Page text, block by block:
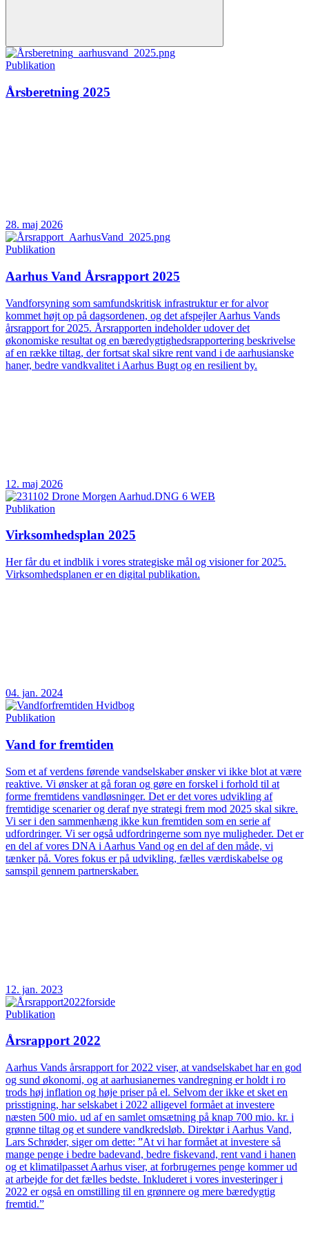
Publikation
Årsberetning 2025
28. maj 2026
Publikation
Aarhus Vand Årsrapport 2025
Vandforsyning som samfundskritisk infrastruktur er for alvor
kommet højt op på dagsordenen, og det afspejler Aarhus Vands
årsrapport for 2025. Årsrapporten indeholder udover det
økonomiske resultat og en bæredygtighedsrapportering beskrivelse
af en række tiltag, der fortsat skal sikre rent vand i de aarhusianske
haner, bedre vandkvalitet i Aarhus Bugt og en resilient by.
12. maj 2026
Publikation
Virksomhedsplan 2025
Her får du et indblik i vores strategiske mål og visioner for 2025.
Virksomhedsplanen er en digital publikation.
04. jan. 2024
Publikation
Vand for fremtiden
Som et af verdens førende vandselskaber ønsker vi ikke blot at være
reaktive. Vi ønsker at gå foran og gøre en forskel i forhold til at
forme fremtidens vandløsninger. Det er det vores udvikling af
fremtidige scenarier og deraf nye strategi frem mod 2025 skal sikre.
Vi ser i den sammenhæng ikke kun fremtiden som en serie af
udfordringer. Vi ser også udfordringerne som nye muligheder. Det er
en del af vores DNA i Aarhus Vand og en del af den måde, vi
tænker på. Vores fokus er på udvikling, fælles værdiskabelse og
samspil gennem partnerskaber.
12. jan. 2023
Publikation
Årsrapport 2022
Aarhus Vands årsrapport for 2022 viser, at vandselskabet har en god
og sund økonomi, og at aarhusianernes vandregning er holdt i ro
trods høj inflation og høje priser på el. Selvom der ikke et sket en
prisstigning, har selskabet i 2022 alligevel formået at investere
næsten 500 mio. ud af en samlet omsætning på knap 700 mio. kr. i
grønne tiltag og et sundere vandkredsløb. Direktør i Aarhus Vand,
Lars Schrøder, siger om dette: ”At vi har formået at investere så
mange penge i bedre badevand, bedre fiskevand, rent vand i hanen
og et klimatilpasset Aarhus viser, at forbrugernes penge kommer ud
at arbejde for det fælles bedste. Inkluderet i vores investeringer i
2022 er også en omstilling til en grønnere og mere bæredygtig
fremtid.”